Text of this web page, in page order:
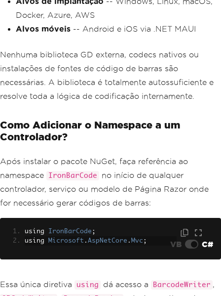
Docker, Azure, AWS
Alvos móveis -- Android e iOS via .NET MAUI
Nenhuma biblioteca GD externa, codecs nativos ou
instalações de fontes de código de barras são
necessárias. A biblioteca é totalmente autossuficiente e
resolve toda a lógica de codificação internamente.
Como Adicionar o Namespace a um
Controlador?
Após instalar o pacote NuGet, faça referência ao
namespace
IronBarCode
no início de qualquer
controlador, serviço ou modelo de Página Razor onde
for necessário gerar códigos de barras:
using IronBarCode ;
using Microsoft . AspNetCore . Mvc ; VB C#
Essa única diretiva using dá acesso a BarcodeWriter ,